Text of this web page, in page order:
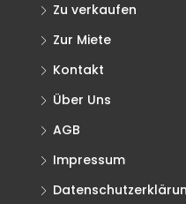
Zu verkaufen
Zur Miete
Kontakt
Über Uns
AGB
Impressum